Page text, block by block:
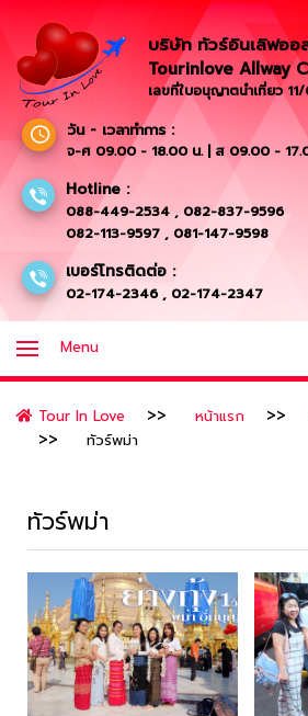
บริษัท ทัวร์อินเลิฟออ
Tourinlove Allway
เลขที่ใบอนุญาตนำเที่ยว
วัน - เวลาทำการ :
จ-ศ 09.00 - 18.00 น. | ส 09.00 -
Hotline :
088-449-2534 , 082-837-9596
082-113-9597 , 081-147-9598
เบอร์โทรติดต่อ :
02-174-2346 , 02-174-2347
Menu
Tour In Love หน้าแรก
ทัวร์พม่า
ทัวร์พม่า